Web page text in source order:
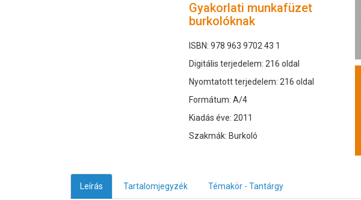
Gyakorlati munkafüzet
burkolóknak
ISBN: 978 963 9702 43 1
Digitális terjedelem: 216 oldal
Nyomtatott terjedelem: 216 oldal
Formátum: A/4
Kiadás éve: 2011
Szakmák: Burkoló
Leírás Tartalomjegyzék Témakör - Tantárgy